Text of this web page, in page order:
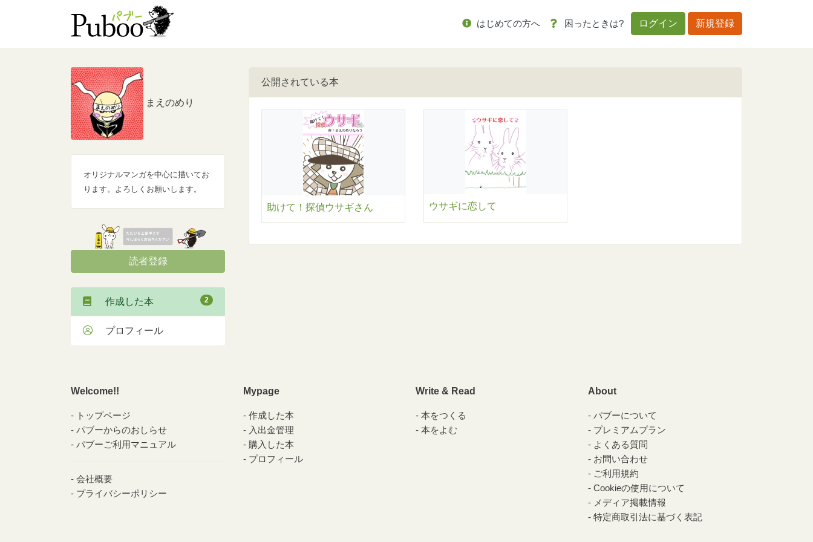
はじめての方へ 困ったときは? ログイン 新規登録
公開されている本
助けて！探偵ウサギさん ウサギに恋して
まえのめり
オリジナルマンガを中心に描いてお
ります。よろしくお願いします。
読者登録
作成した本 2
プロフィール
Welcome!!
トップページ
パブーからのおしらせ
パブーご利用マニュアル
会社概要
プライバシーポリシー
Mypage
作成した本
入出金管理
購入した本
プロフィール
Write & Read
本をつくる
本をよむ
About
パブーについて
プレミアムプラン
よくある質問
お問い合わせ
ご利用規約
Cookieの使用について
メディア掲載情報
特定商取引法に基づく表記